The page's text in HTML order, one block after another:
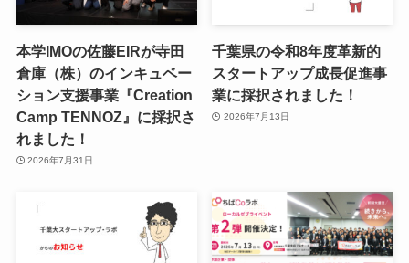
本学IMOの佐藤EIRが寺田
倉庫（株）のインキュベー
ション支援事業『Creation
Camp TENNOZ』に採択さ
れました！
2026年7月31日
千葉県の令和8年度⾰新的
スタートアップ成⻑促進事
業に採択されました！
2026年7月13日